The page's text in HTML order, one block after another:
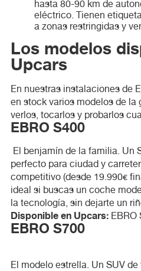
hasta 80-90 km de
eléctrico. Tienen
a zonas restringidas y
Los modelos disponibles en
Upcars
En nuestras instalaciones de
en stock varios modelos de la
verlos, tocarlos y probarlos
EBRO S400
El benjamín de la familia. Un
perfecto para ciudad y
competitivo (desde 19.990€
ideal si buscas un coche
la tecnología, sin dejarte un
Disponible en Upcars:EBRO
EBRO S700
El modelo estrella. Un SUV